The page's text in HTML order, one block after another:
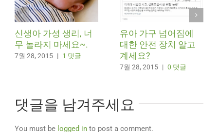
신생아 가성 생리, 너
무 놀라지 마세요~.
7월 28, 2015 | 1 댓글
유아 가구 넘어짐에
대한 안전 장치 알고
계세요?
7월 28, 2015 | 0 댓글
댓글을 남겨주세요
You must be logged in to post a comment.